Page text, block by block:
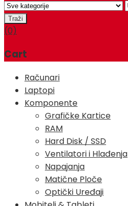
(0)
Cart
Računari
Laptopi
Komponente
Grafičke Kartice
RAM
Hard Disk / SSD
Ventilatori i Hlađenja
Napajanja
Matične Ploče
Optički Uređaji